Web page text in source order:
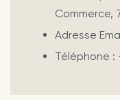
Commerce,
Adresse
Téléphone :